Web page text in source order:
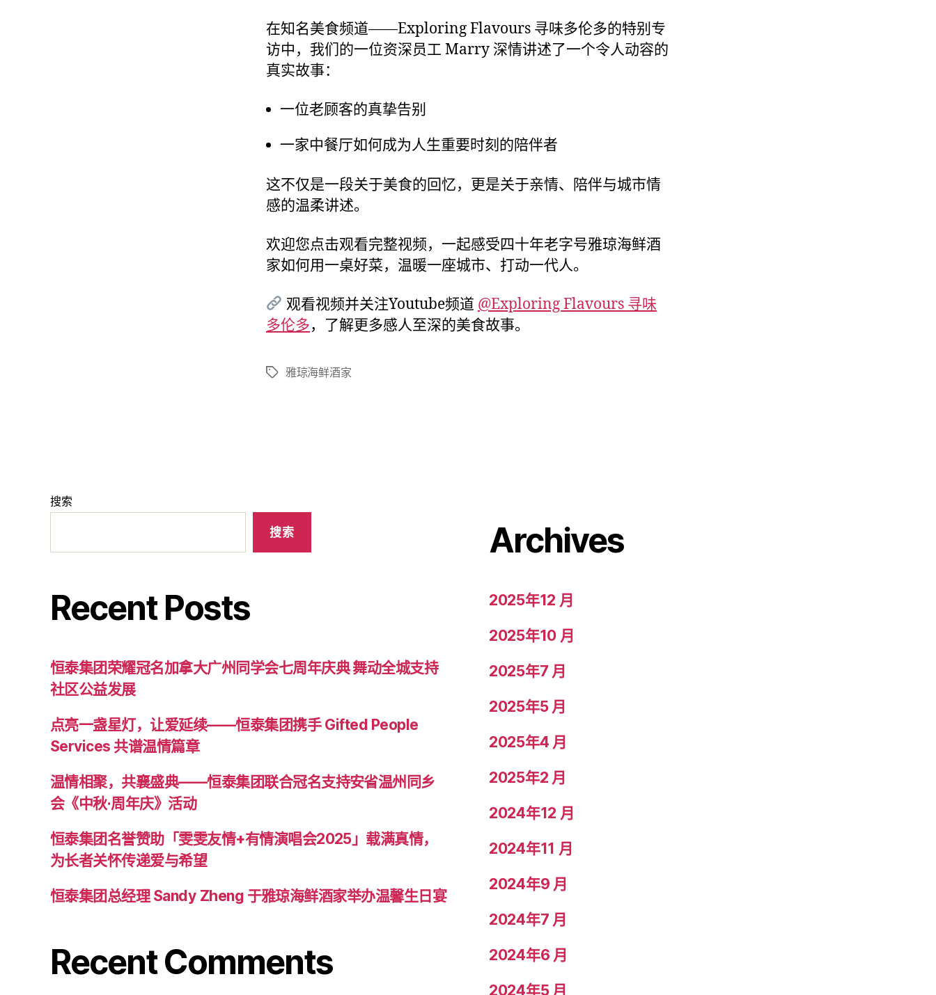
在知名美食频道——Exploring Flavours 寻味多伦多的特别专
访中，我们的一位资深员工 Marry 深情讲述了一个令人动容的
真实故事：
一位老顾客的真挚告别
一家中餐厅如何成为人生重要时刻的陪伴者
这不仅是一段关于美食的回忆，更是关于亲情、陪伴与城市情
感的温柔讲述。
欢迎您点击观看完整视频，一起感受四十年老字号雅琼海鲜酒
家如何用一桌好菜，温暖一座城市、打动一代人。
观看视频并关注Youtube频道 @Exploring Flavours 寻味
多伦多，了解更多感人至深的美食故事。
雅琼海鲜酒家
搜索
搜索
Recent Posts
恒泰集团荣耀冠名加拿大广州同学会七周年庆典 舞动全城支持
社区公益发展
点亮一盏星灯，让爱延续——恒泰集团携手 Gifted People
Services 共谱温情篇章
温情相聚，共襄盛典——恒泰集团联合冠名支持安省温州同乡
会《中秋·周年庆》活动
恒泰集团名誉赞助「雯雯友情+有情演唱会2025」载满真情，
为长者关怀传递爱与希望
恒泰集团总经理 Sandy Zheng 于雅琼海鲜酒家举办温馨生日宴
Recent Comments
Archives
2025年12 月
2025年10 月
2025年7 月
2025年5 月
2025年4 月
2025年2 月
2024年12 月
2024年11 月
2024年9 月
2024年7 月
2024年6 月
2024年5 月